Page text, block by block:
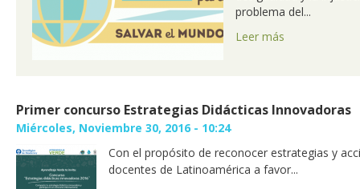
problema del...
Leer más
Primer concurso Estrategias Didácticas Innovadoras
Miércoles, Noviembre 30, 2016 - 10:24
Con el propósito de reconocer estrategias y
docentes de Latinoamérica a favor...